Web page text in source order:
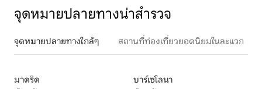
จุดหมายปลายทางน่าสำรวจ
จุดหมายปลายทางใกล้ๆ สถานที่ท่องเที่ยวยอดนิยมในละแวก
มาดริด
บาร์เซโลนา